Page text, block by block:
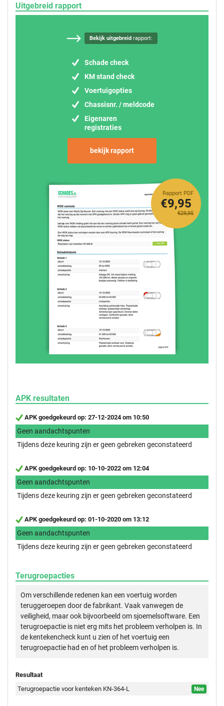
Uitgebreid rapport
Bekijk uitgebreidrapport:
Schade check
KM stand check
Voertuigopties
Chassisnr. / meldcode
Eigenaren
registraties
bekijk rapport
Rapport PDF
€29,95
€9,95
APK resultaten
APK goedgekeurd op: 27-12-2024 om 10:50
Geen aandachtspunten
Tijdens deze keuring zijn er geen gebreken geconstateerd
APK goedgekeurd op: 10-10-2022 om 12:04
Geen aandachtspunten
Tijdens deze keuring zijn er geen gebreken geconstateerd
APK goedgekeurd op: 01-10-2020 om 13:12
Geen aandachtspunten
Tijdens deze keuring zijn er geen gebreken geconstateerd
Terugroepacties
Om verschillende redenen kan een voertuig worden
teruggeroepen door de fabrikant. Vaak vanwegen de
veiligheid, maar ook bijvoorbeeld om sjoemelsoftware. Een
terugroepactie is niet erg mits het probleem verholpen is. In
de kentekencheck kunt u zien of het voertuig een
terugroepactie had en of het probleem verholpen is.
Resultaat
Terugroepactie voor kenteken KN-364-L
Nee